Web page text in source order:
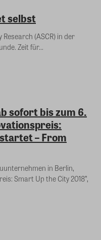
selbst
(ASCR) in der
Zeit für...
sofort bis zum 6.
– From
in Berlin,
Smart Up the City 2018”,